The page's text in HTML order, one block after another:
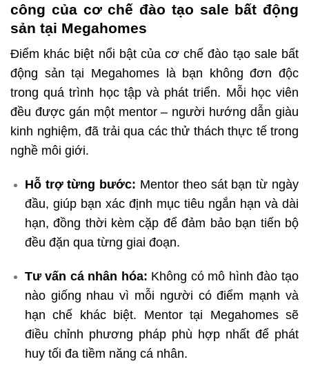
công của cơ chế đào tạo sale bất động
sản tại Megahomes
Điểm khác biệt nổi bật của cơ chế đào tạo sale bất
động sản tại Megahomes là bạn không đơn độc
trong quá trình học tập và phát triển. Mỗi học viên
đều được gán một mentor – người hướng dẫn giàu
kinh nghiệm, đã trải qua các thử thách thực tế trong
nghề môi giới.
Hỗ trợ từng bước: Mentor theo sát bạn từ ngày
đầu, giúp bạn xác định mục tiêu ngắn hạn và dài
hạn, đồng thời kèm cặp để đảm bảo bạn tiến bộ
đều đặn qua từng giai đoạn.
Tư vấn cá nhân hóa: Không có mô hình đào tạo
nào giống nhau vì mỗi người có điểm mạnh và
hạn chế khác biệt. Mentor tại Megahomes sẽ
điều chỉnh phương pháp phù hợp nhất để phát
huy tối đa tiềm năng cá nhân.